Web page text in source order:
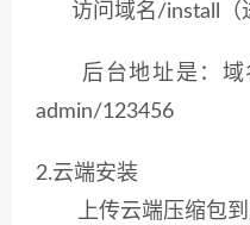
访问域名/install（
后台地址是：域
admin/123456
2.云端安装
上传云端压缩包到